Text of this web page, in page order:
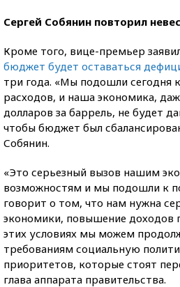
Сергей Собянин повторил
Кроме того, вице-премьер
бюджет будет оставаться
три года. «Мы подошли сегодня
расходов, и наша экономика,
долларов за баррель, не будет
чтобы бюджет был
Собянин.
«Это серьезный вызов нашим
возможностям и мы подошли к
говорит о том, что нам нужна
экономики, повышение доходов
этих условиях мы можем
требованиям социальную
приоритетов, которые стоят
глава аппарата правительства.